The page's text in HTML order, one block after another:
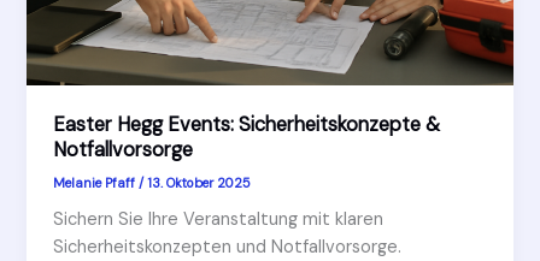
Easter Hegg Events: Sicherheitskonzepte &
Notfallvorsorge
Melanie Pfaff /13. Oktober 2025
Sichern Sie Ihre Veranstaltung mit klaren
Sicherheitskonzepten und Notfallvorsorge.